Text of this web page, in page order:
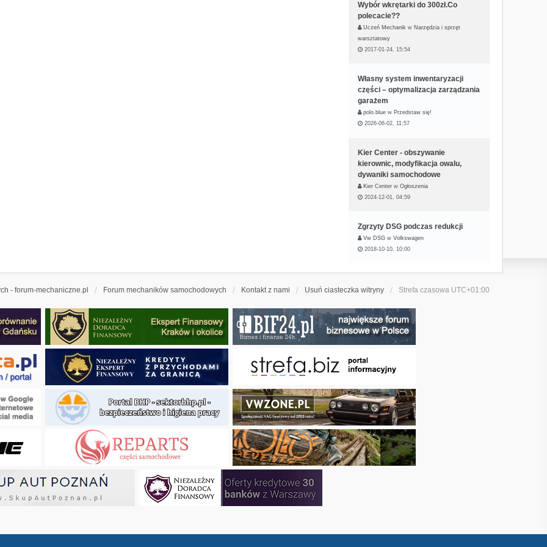
Wybór wkrętarki do 300zł.Co
polecacie??
Uczeń Mechanik w Narzędzia i sprzęt
warsztatowy
2017-01-24, 15:54
Własny system inwentaryzacji
części – optymalizacja zarządzania
garażem
polo.blue w Przedstaw się!
2026-06-02, 11:57
Kier Center - obszywanie
kierownic, modyfikacja owalu,
dywaniki samochodowe
Kier Center w Ogłoszenia
2024-12-01, 04:59
Zgrzyty DSG podczas redukcji
Vw DSG w Volkswagen
2018-10-10, 10:00
- forum-mechaniczne.pl Forum mechaników samochodowych Kontakt z nami Usuń ciasteczka witryny Strefa czasowa UTC+01:00